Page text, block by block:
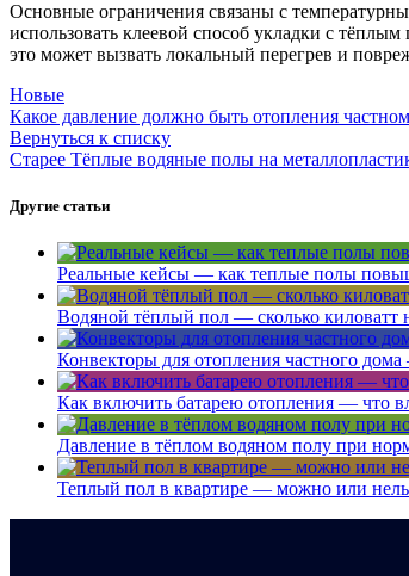
Основные ограничения связаны с
использовать клеевой способ укладки с
это может вызвать локальный перегрев и
Новые
Какое давление должно быть отопления
Вернуться к списку
Старее Тёплые водяные полы на
Другие статьи
Реальные кейсы — как теплые полы
Водяной тёплый пол — сколько киловатт
Конвекторы для отопления частного
Как включить батарею отопления — что
Давление в тёплом водяном полу при
Теплый пол в квартире — можно или